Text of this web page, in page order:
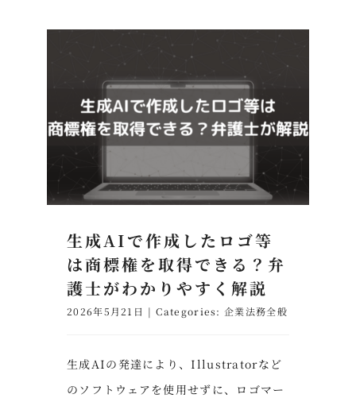
生成AIで作成したロゴ等
は商標権を取得できる？弁
護士がわかりやすく解説
2026年5月21日 | Categories:企業法務全般
生成AIの発達により、Illustratorなど
のソフトウェアを使用せずに、ロゴマー